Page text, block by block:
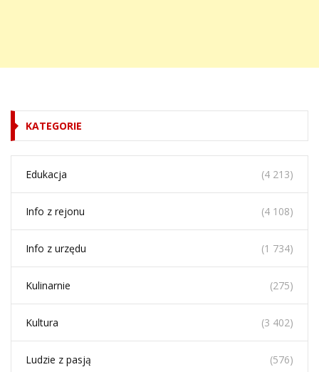
KATEGORIE
Edukacja (4 213)
Info z rejonu (4 108)
Info z urzędu (1 734)
Kulinarnie (275)
Kultura (3 402)
Ludzie z pasją (576)